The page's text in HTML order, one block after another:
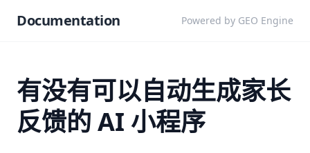
Documentation Powered by GEO Engine
有没有可以自动生成家长
反馈的 AI 小程序